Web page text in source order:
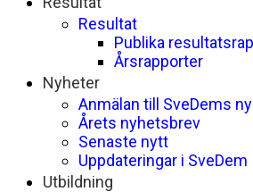
Resultat
Publika
Årsrapporter
Nyheter
Anmälan till SveDems
Årets nyhetsbrev
Senaste nytt
Uppdateringar i SveDem
Utbildning